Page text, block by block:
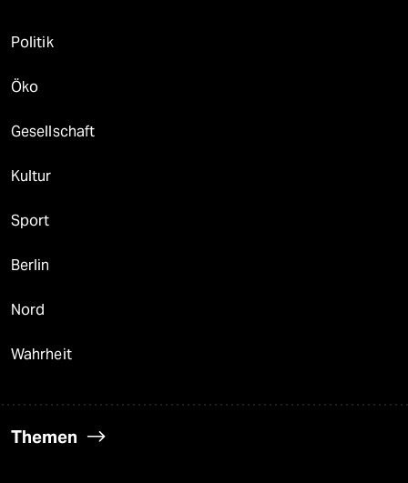
Politik
Öko
Gesellschaft
Kultur
Sport
Berlin
Nord
Wahrheit
Themen